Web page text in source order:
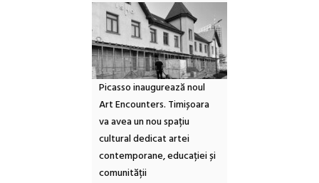
Picasso inaugurează noul
Art Encounters. Timișoara
va avea un nou spațiu
cultural dedicat artei
contemporane, educației și
comunității